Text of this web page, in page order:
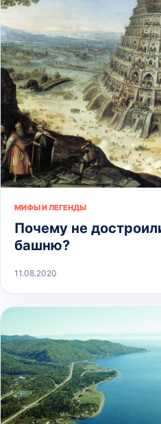
МИФЫ И ЛЕГЕНДЫ
Почему не
башню?
11.08.2020